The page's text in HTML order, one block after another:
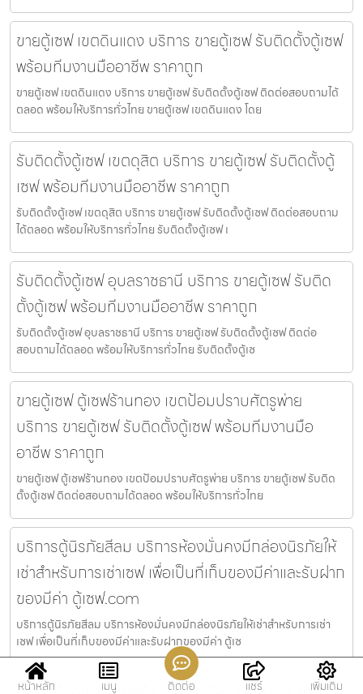
ขายตู้เซฟ เขตดินแดง บริการ ขายตู้เซฟ รับติดตั้งตู้เซฟ
พร้อมทีมงานมืออาชีพ ราคาถูก
ขายตู้เซฟ เขตดินแดง บริการ ขายตู้เซฟ รับติดตั้งตู้เซฟ ติดต่อสอบถามได้
ตลอด พร้อมให้บริการทั่วไทย ขายตู้เซฟ เขตดินแดง โดย
รับติดตั้งตู้เซฟ เขตดุสิต บริการ ขายตู้เซฟ รับติดตั้งตู้
เซฟ พร้อมทีมงานมืออาชีพ ราคาถูก
รับติดตั้งตู้เซฟ เขตดุสิต บริการ ขายตู้เซฟ รับติดตั้งตู้เซฟ ติดต่อสอบถาม
ได้ตลอด พร้อมให้บริการทั่วไทย รับติดตั้งตู้เซฟ เ
รับติดตั้งตู้เซฟ อุบลราชธานี บริการ ขายตู้เซฟ รับติด
ตั้งตู้เซฟ พร้อมทีมงานมืออาชีพ ราคาถูก
รับติดตั้งตู้เซฟ อุบลราชธานี บริการ ขายตู้เซฟ รับติดตั้งตู้เซฟ ติดต่อ
สอบถามได้ตลอด พร้อมให้บริการทั่วไทย รับติดตั้งตู้เซ
ขายตู้เซฟ ตู้เซฟร้านทอง เขตป้อมปราบศัตรูพ่าย
บริการ ขายตู้เซฟ รับติดตั้งตู้เซฟ พร้อมทีมงานมือ
อาชีพ ราคาถูก
ขายตู้เซฟ ตู้เซฟร้านทอง เขตป้อมปราบศัตรูพ่าย บริการ ขายตู้เซฟ รับติด
ตั้งตู้เซฟ ติดต่อสอบถามได้ตลอด พร้อมให้บริการทั่วไทย
บริการตู้นิรภัยสีลม บริการห้องมั่นคงมีกล่องนิรภัยให้
เช่าสำหรับการเช่าเซฟ เพื่อเป็นที่เก็บของมีค่าและรับฝาก
ของมีค่า ตู้เซฟ.com
บริการตู้นิรภัยสีลม บริการห้องมั่นคงมีกล่องนิรภัยให้เช่าสำหรับการเช่า
เซฟ เพื่อเป็นที่เก็บของมีค่าและรับฝากของมีค่า ตู้เซ
หน้าหลัก เมนู ติดต่อ แชร์ เพิ่มเติม